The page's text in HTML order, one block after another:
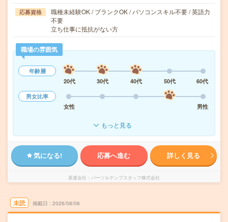
応募資格
職種未経験OK / ブランクOK / パソコンスキル不要 / 英語力
不要
立ち仕事に抵抗がない方
職場の雰囲気
年齢層
20代
30代 40代 50代
60代
男女比率
女性
男性
もっと見る
気になる! 応募へ進む 詳しく見る
派遣会社 パーソルテンプスタッフ株式会社
未読 掲載日 2026/08/06